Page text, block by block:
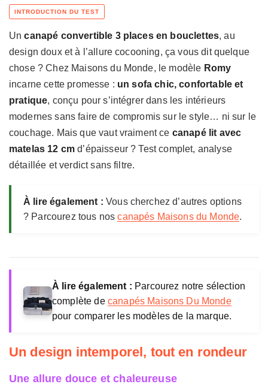
n
a
p
é
m
y
M
s
o
s
d
u
n
e
Revetement Bouclettes 100 % polyester
Garnissage
Mousse polyether 16-28 kg/m3, ouate,
flocons polyester (coussins)
Suspension
Sangles elastiques croisees (assise),
sommier acier + lattes hetre
(couchage)
Structure
Pin massif, hetre, panneaux fibres et
particules
Pieds Acier noir
Fabrication France
Certification Good is Beautiful
Uncanapé convertible 3 places en bouclettes, au
design doux et à l’allure cocooning, ça vous dit quelque
chose ? Chez Maisons du Monde, le modèle Romy
incarne cette promesse : un sofa chic, confortable et
pratique, conçu pour s’intégrer dans les intérieurs
modernes sans faire de compromis sur le style… ni sur le
couchage. Mais que vaut vraiment ce canapé lit avec
matelas 12 cm d’épaisseur ? Test complet, analyse
détaillée et verdict sans filtre.
À lire également : Vous cherchez d’autres options
? Parcourez tous noscanapés Maisons du Monde.
À lire également : Parcourez notre sélection
complète de canapés Maisons Du Monde
pour comparer les modèles de la marque.
Un design intemporel, tout en rondeur
Une allure douce et chaleureuse